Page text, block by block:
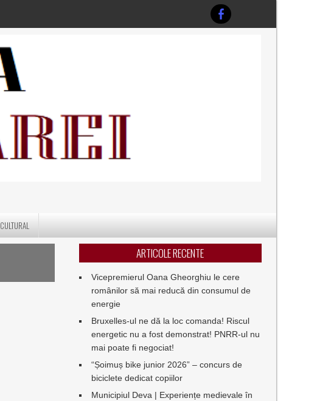
CULTURAL
ARTICOLE RECENTE
Vicepremierul Oana Gheorghiu le cere
românilor să mai reducă din consumul de
energie
Bruxelles-ul ne dă la loc comanda! Riscul
energetic nu a fost demonstrat! PNRR-ul nu
mai poate fi negociat!
“Șoimuș bike junior 2026” – concurs de
biciclete dedicat copiilor
Municipiul Deva | Experiențe medievale în